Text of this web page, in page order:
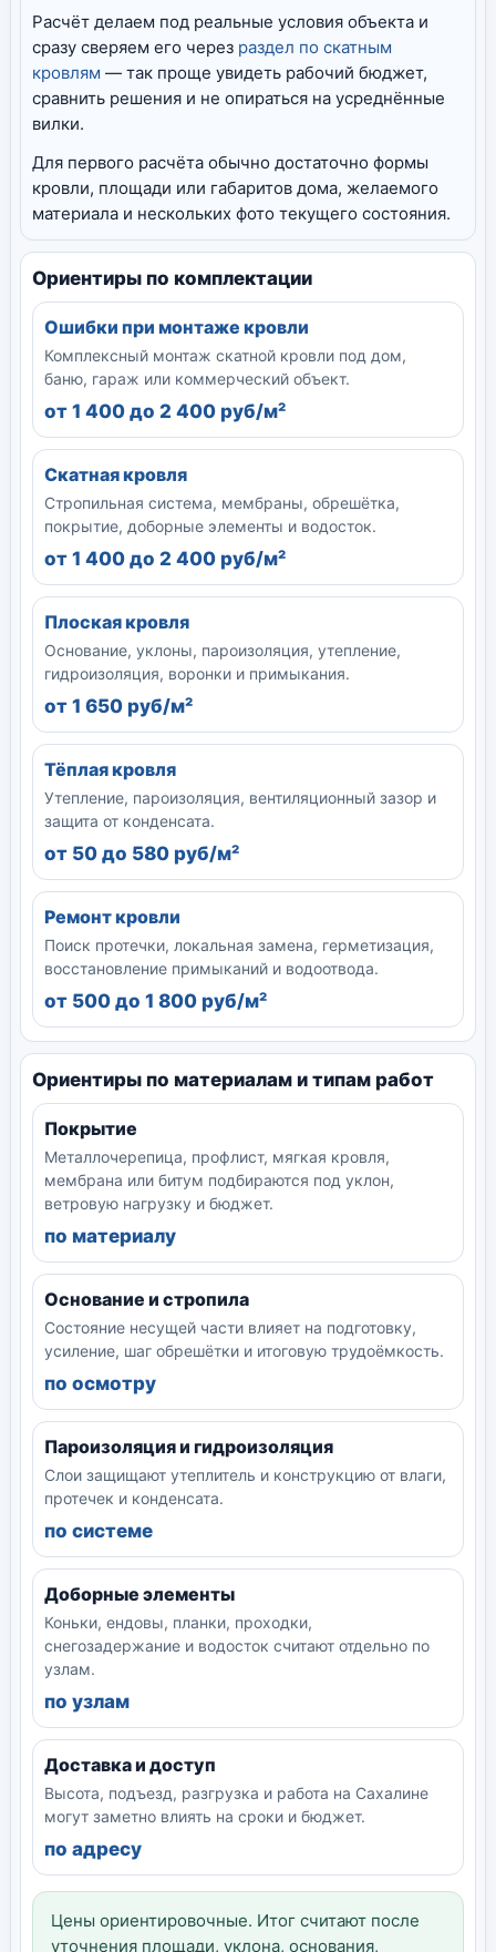
Расчёт делаем под реальные условия объекта и
сразу сверяем его через раздел по скатным
кровлям — так проще увидеть рабочий бюджет,
сравнить решения и не опираться на усреднённые
вилки.
Для первого расчёта обычно достаточно формы
кровли, площади или габаритов дома, желаемого
материала и нескольких фото текущего состояния.
Ориентиры по комплектации
Ошибки при монтаже кровли
Комплексный монтаж скатной кровли под дом,
баню, гараж или коммерческий объект.
от 1 400 до 2 400 руб/м²
Скатная кровля
Стропильная система, мембраны, обрешётка,
покрытие, доборные элементы и водосток.
от 1 400 до 2 400 руб/м²
Плоская кровля
Основание, уклоны, пароизоляция, утепление,
гидроизоляция, воронки и примыкания.
от 1 650 руб/м²
Тёплая кровля
Утепление, пароизоляция, вентиляционный зазор и
защита от конденсата.
от 50 до 580 руб/м²
Ремонт кровли
Поиск протечки, локальная замена, герметизация,
восстановление примыканий и водоотвода.
от 500 до 1 800 руб/м²
Ориентиры по материалам и типам работ
Покрытие
Металлочерепица, профлист, мягкая кровля,
мембрана или битум подбираются под уклон,
ветровую нагрузку и бюджет.
по материалу
Основание и стропила
Состояние несущей части влияет на подготовку,
усиление, шаг обрешётки и итоговую трудоёмкость.
по осмотру
Пароизоляция и гидроизоляция
Слои защищают утеплитель и конструкцию от влаги,
протечек и конденсата.
по системе
Доборные элементы
Коньки, ендовы, планки, проходки,
снегозадержание и водосток считают отдельно по
узлам.
по узлам
Доставка и доступ
Высота, подъезд, разгрузка и работа на Сахалине
могут заметно влиять на сроки и бюджет.
по адресу
Цены ориентировочные. Итог считают после
уточнения площади, уклона, основания,